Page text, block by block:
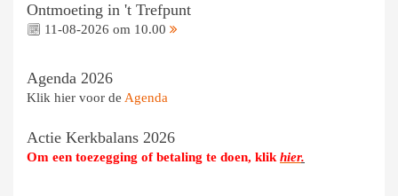
Ontmoeting in 't Trefpunt
11-08-2026 om 10.00
Agenda 2026
Klik hier voor de Agenda
Actie Kerkbalans 2026
Om een toezegging of betaling te doen, klik hier.